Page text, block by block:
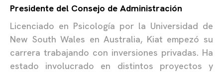
Presidente del Consejo de Administración
Licenciado en Psicología por la Universidad de
New South Wales en Australia, Kiat empezó su
carrera trabajando con inversiones privadas. Ha
estado involucrado en distintos proyectos y